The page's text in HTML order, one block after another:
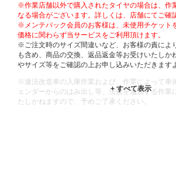
※作業店舗以外で購入されたタイヤの場合は、作
なる場合がございます。詳しくは、店舗にてご確
※メンテパック会員のお客様は、未使用チケット
価格に関わらず当サービスをご利用頂けます。
※ご注文時のサイズ間違いなど、お客様の責によ
も含め、商品の交換、返品返金等お受けいたしか
やサイズ等をご確認の上お申し込みいただきます
※違法改造車の入庫作業および、作業によって車
ェンダーからのはみ出し等、法規を逸脱する作業
たしかねますので、予めご了承ください。